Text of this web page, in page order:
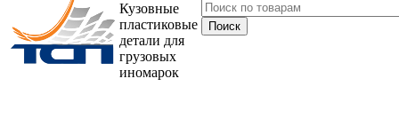
Кузовные
пластиковые
детали для
грузовых
иномарок